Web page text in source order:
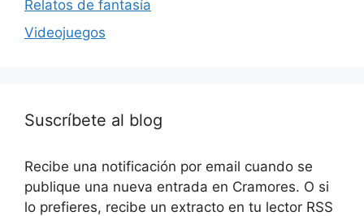
Relatos de fantasía
Videojuegos
Suscríbete al blog
Recibe una notificación por email cuando se
publique una nueva entrada en Cramores. O si
lo prefieres, recibe un extracto en tu lector RSS